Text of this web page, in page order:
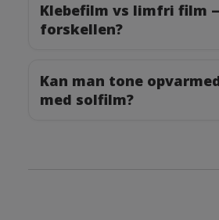
Klebefilm vs limfri film
forskellen?
Kan man tone
med solfilm?